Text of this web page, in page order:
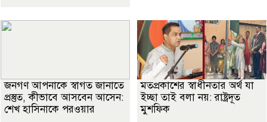
জনগণ আপনাকে স্বাগত জানাতে
প্রস্তুত, কীভাবে আসবেন আসেন:
শেখ হাসিনাকে পরওয়ার
মতপ্রকাশের স্বাধীনতার অর্থ যা
ইচ্ছা তাই বলা নয়: রাষ্ট্রদূত
মুশফিক